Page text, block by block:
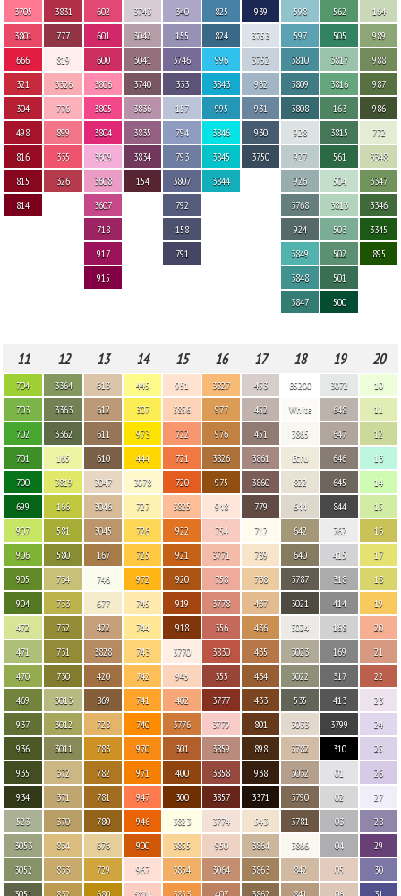
3705
3801
666
321
304
498
816
815
814
3831
777
819
3326
776
899
335
326
602
601
600
3806
3805
3804
3609
3608
3607
718
917
915
3743
3042
3041
3740
3836
3835
3834
154
340
155
3746
333
157
794
793
3807
792
158
791
825
824
996
3843
995
3846
3845
3844
939
3753
3752
932
931
930
3750
598
597
3810
3809
3808
928
927
926
3768
924
3849
3848
3847
562
505
3817
3816
163
3815
561
504
3813
503
502
501
500
164
989
988
987
986
772
3348
3347
3346
3345
895
11 12 13 14 15 16 17 18 19 20
704
703
702
701
700
699
907
906
905
904
472
471
470
469
937
936
935
934
523
3053
3052
3364
3363
3362
165
3819
166
581
580
734
733
732
731
730
3013
3012
3011
372
371
370
834
833
613
612
611
610
3047
3046
3045
167
746
677
422
3828
420
869
728
783
782
781
780
676
729
445
307
973
444
3078
727
726
725
972
745
744
743
742
741
740
970
971
947
946
900
967
951
3856
722
721
720
3825
922
921
920
919
918
3770
945
402
3776
301
400
300
3823
3855
3854
3827
977
976
3826
975
948
754
3771
758
3778
356
3830
355
3777
3779
3859
3858
3857
3774
950
3064
453
452
451
3861
3860
779
712
739
738
437
436
435
434
433
801
898
938
3371
543
3864
3863
B5200
White
3865
Ecru
822
644
642
640
3787
3021
3024
3023
3022
535
3033
3782
3032
3790
3781
3866
842
3072
648
647
646
645
844
762
415
318
414
168
169
317
413
3799
310
01
02
03
04
05
10
11
12
13
14
15
16
17
18
19
20
21
22
23
24
25
26
27
28
29
30